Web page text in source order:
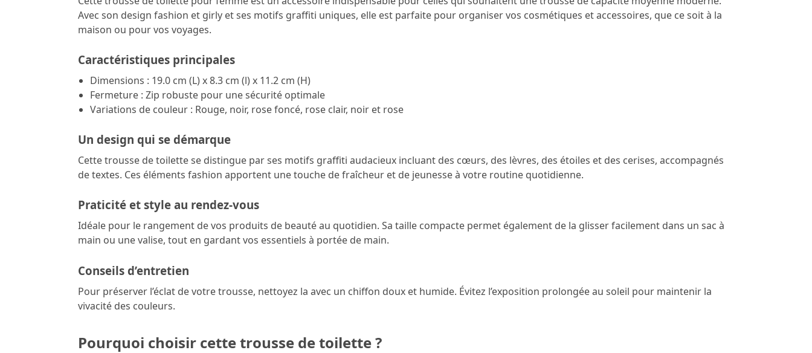
Avec son design fashion et girly et ses motifs graffiti uniques, elle est parfaite pour organiser vos cosmétiques et accessoires, que ce soit à la
maison ou pour vos voyages.
Caractéristiques principales
Dimensions : 19.0 cm (L) x 8.3 cm (l) x 11.2 cm (H)
Fermeture : Zip robuste pour une sécurité optimale
Variations de couleur : Rouge, noir, rose foncé, rose clair, noir et rose
Un design qui se démarque
Cette trousse de toilette se distingue par ses motifs graffiti audacieux incluant des cœurs, des lèvres, des étoiles et des cerises, accompagnés
de textes. Ces éléments fashion apportent une touche de fraîcheur et de jeunesse à votre routine quotidienne.
Praticité et style au rendez-vous
Idéale pour le rangement de vos produits de beauté au quotidien. Sa taille compacte permet également de la glisser facilement dans un sac à
main ou une valise, tout en gardant vos essentiels à portée de main.
Conseils d’entretien
Pour préserver l’éclat de votre trousse, nettoyez la avec un chiffon doux et humide. Évitez l’exposition prolongée au soleil pour maintenir la
vivacité des couleurs.
Pourquoi choisir cette trousse de toilette ?